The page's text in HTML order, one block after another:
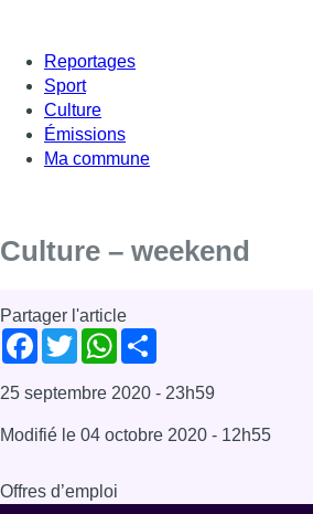
Reportages
Sport
Culture
Émissions
Ma commune
Culture – weekend
Partager l'article
Facebook
TwitterWhatsApp
25 septembre 2020 - 23h59
Modifié le 04 octobre 2020 - 12h55
Offres d’emploi